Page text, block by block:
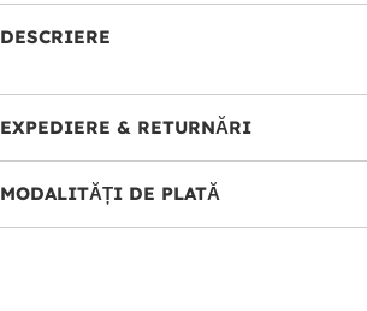
DESCRIERE
EXPEDIERE & RETURNĂRI
MODALITĂȚI DE PLATĂ